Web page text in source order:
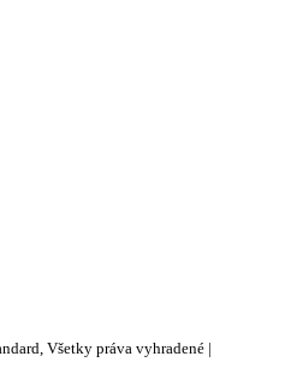
Všetky práva vyhradené |